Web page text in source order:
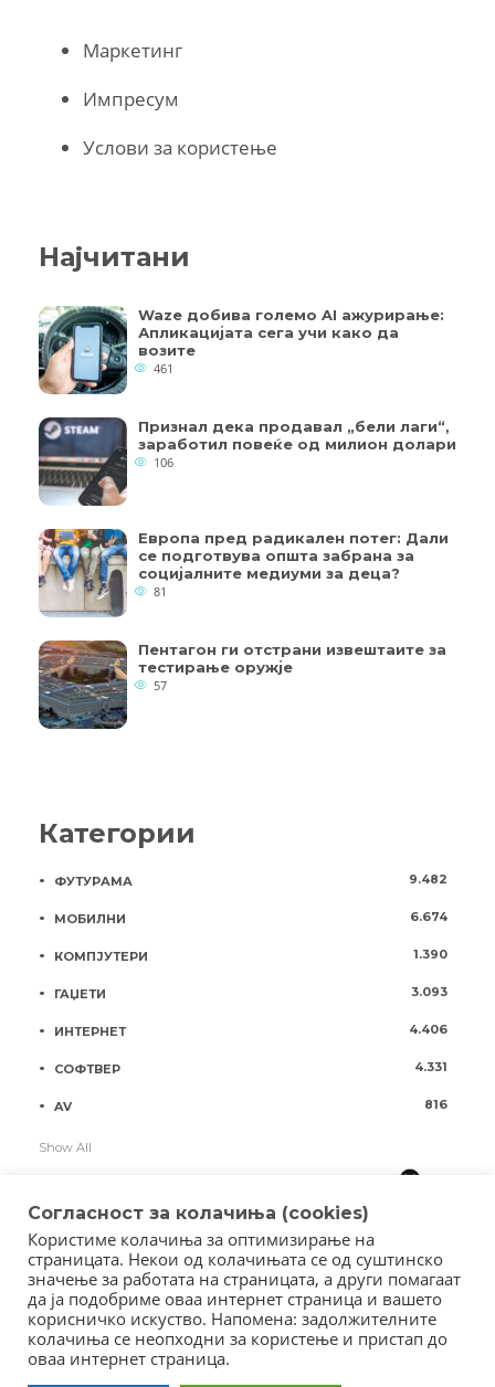
Маркетинг
Импресум
Услови за користење
Најчитани
Waze добива големо AI ажурирање:
Апликацијата сега учи како да
возите
461
Признал дека продавал „бели лаги“,
заработил повеќе од милион долари
106
Европа пред радикален потег: Дали
се подготвува општа забрана за
социјалните медиуми за деца?
81
Пентагон ги отстрани извештаите за
тестирање оружје
57
Категории
ФУТУРАМА 9.482
МОБИЛНИ 6.674
КОМПЈУТЕРИ 1.390
ГАЏЕТИ 3.093
ИНТЕРНЕТ 4.406
СОФТВЕР 4.331
AV 816
Show All
Copyright © 2018 - Member of IAB Macedonia
Согласност за колачиња (cookies)
Користиме колачиња за оптимизирање на
страницата. Некои од колачињата се од суштинско
значење за работата на страницата, а други помагаат
да ја подобриме оваа интернет страница и вашето
корисничко искуство. Напомена: задолжителните
колачиња се неопходни за користење и пристап до
оваа интернет страница.